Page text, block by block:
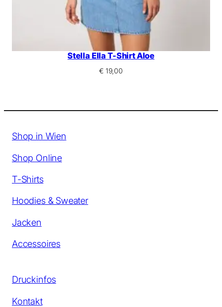
Stella Ella T-Shirt Aloe
€19,00
Shop in Wien
Shop Online
T-Shirts
Hoodies & Sweater
Jacken
Accessoires
Druckinfos
Kontakt